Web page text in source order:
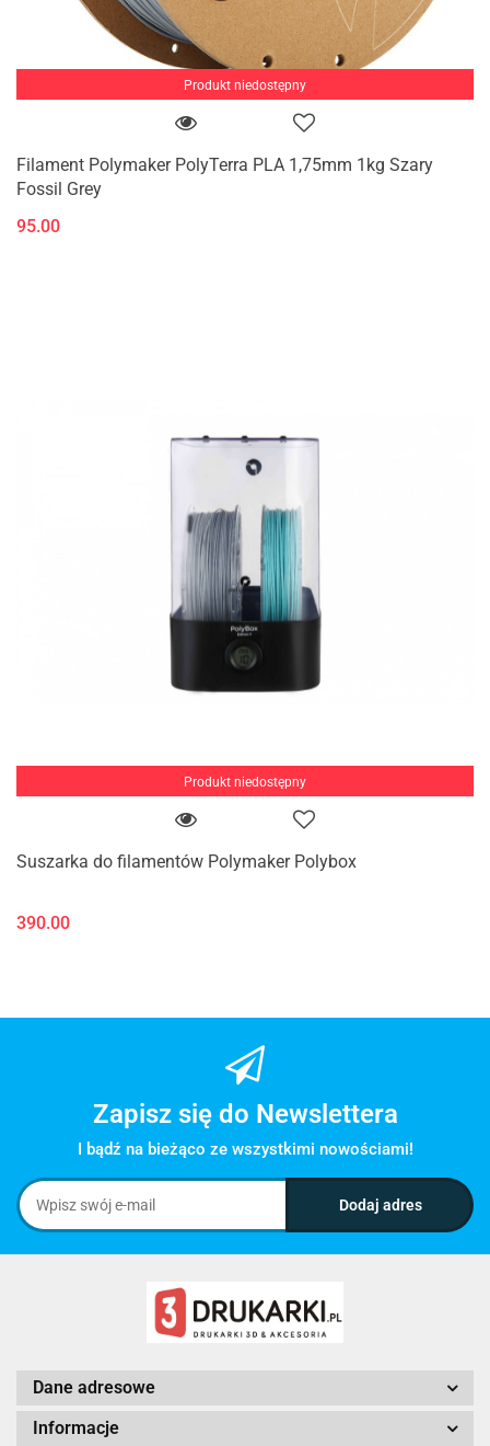
Produkt niedostępny
Filament Polymaker PolyTerra PLA 1,75mm 1kg Szary
Fossil Grey
95.00
Produkt niedostępny
Suszarka do filamentów Polymaker Polybox
390.00
Zapisz się do Newslettera
I bądź na bieżąco ze wszystkimi nowościami!
Dane adresowe
Informacje